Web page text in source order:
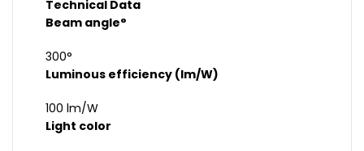
Technical Data
Beam angle°
300°
Luminous efficiency (lm/W)
100 lm/W
Light color